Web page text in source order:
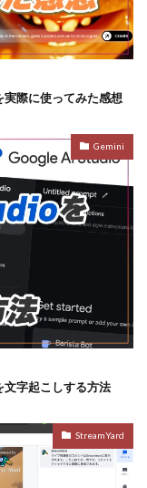
際に使ってみた感想
Gemini
字起こしする方法
StreamYard